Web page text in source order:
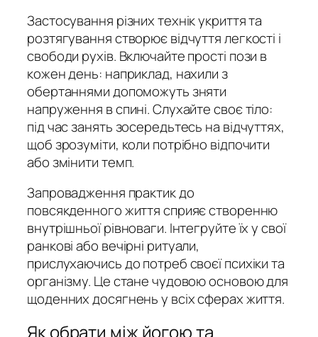
Застосування різних технік укриття та
розтягування створює відчуття легкості і
свободи рухів. Включайте прості пози в
кожен день: наприклад, нахили з
обертаннями допоможуть зняти
напруження в спині. Слухайте своє тіло:
під час занять зосередьтесь на відчуттях,
щоб зрозуміти, коли потрібно відпочити
або змінити темп.
Запровадження практик до
повсякденного життя сприяє створенню
внутрішньої рівноваги. Інтегруйте їх у свої
ранкові або вечірні ритуали,
прислухаючись до потреб своєї психіки та
організму. Це стане чудовою основою для
щоденних досягнень у всіх сферах життя.
Як обрати між йогою та